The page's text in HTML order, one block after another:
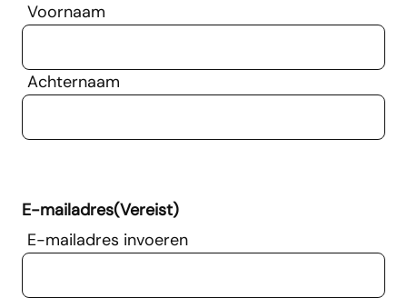
Voornaam
Achternaam
E-mailadres(Vereist)
E-mailadres invoeren